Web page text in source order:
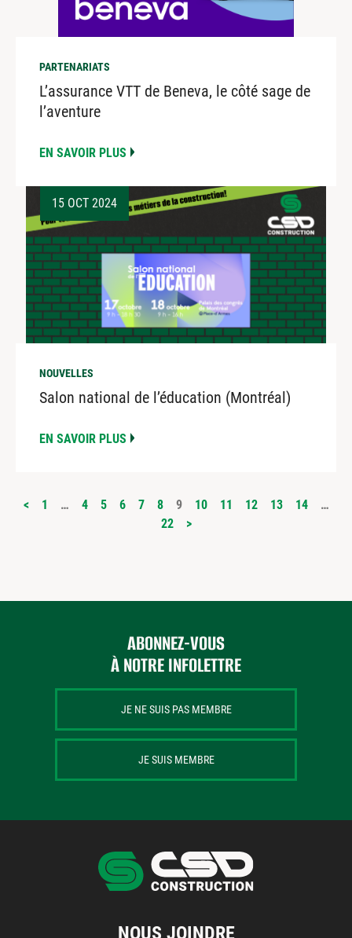
PARTENARIATS
L’assurance VTT de Beneva, le côté sage de
l’aventure
EN SAVOIR PLUS
15 OCT 2024
NOUVELLES
Salon national de l’éducation (Montréal)
EN SAVOIR PLUS
PAGINATION
< 1 … 4 5 6 7 8 9 10 11 12 13 14
…
22
>
NOUS JOINDRE
ABONNEZ-VOUS
À NOTRE INFOLETTRE
JE NE SUIS PAS MEMBRE
JE SUIS MEMBRE